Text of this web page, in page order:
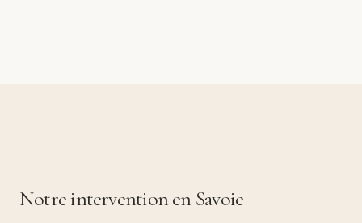
Notre intervention en Savoie